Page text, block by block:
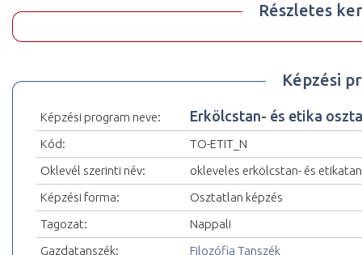
Részletes
Képzési
Képzési program neve: Erkölcstan- és etika
Kód:
TO-ETIT_N
Oklevél szerinti név:
okleveles erkölcstan- és
Képzési forma:
Osztatlan képzés
Tagozat:
Nappali
Gazdatanszék:
Filozófia Tanszék